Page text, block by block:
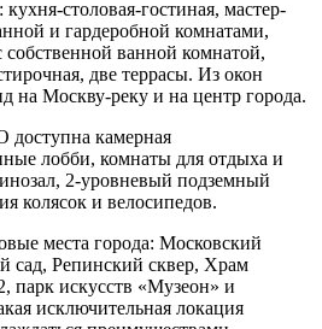
столовая-гостиная, мастер-
и гардеробной комнатами,
собственной ванной комнатой,
две террасы. Из окон
на Москву-реку и на центр города.
доступна камерная
лобби, комнаты для отдыха и
2-уровневый подземный
колясок и велосипедов.
места города: Московский
сад, Репинский сквер, Храм
парк искусств «Музеон» и
исключительная локация